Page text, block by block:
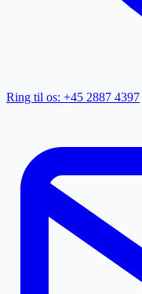
Ring til os: +45 2887 4397